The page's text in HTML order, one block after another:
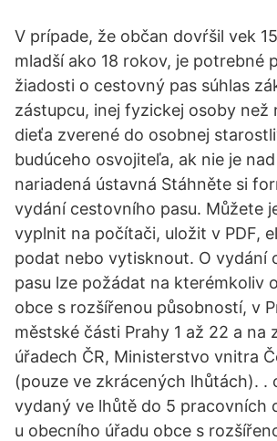
V prípade, že občan dovŕšil vek
mladší ako 18 rokov, je potrebné
žiadosti o cestovný pas súhlas
zástupcu, inej fyzickej osoby než
dieťa zverené do osobnej
budúceho osvojiteľa, ak nie je
nariadená ústavná Stáhněte si
vydání cestovního pasu. Můžete
vyplnit na počítači, uložit v PDF,
podat nebo vytisknout. O vydání
pasu lze požádat na kterémkoliv
obce s rozšířenou působností, v
městské části Prahy 1 až 22 a na
úřadech ČR, Ministerstvo vnitra
(pouze ve zkrácených lhůtách). .
vydaný ve lhůtě do 5 pracovních
u obecního úřadu obce s